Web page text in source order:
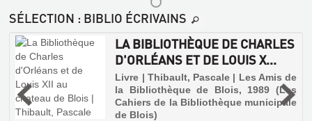
LA
PASTOURELLE
D'ORCHAISE
Livre
|
Bruneau,
René
|
SÉLECTION : BIBLIO ÉCRIVAINS
LA BIBLIOTHÈQUE DE CHARLES
D'ORLÉANS ET DE LOUIS X...
Livre | Thibault, Pascale | Les Amis de
la Bibliothèque de Blois, 1989 (Les
Cahiers de la Bibliothèque municipale
de Blois)